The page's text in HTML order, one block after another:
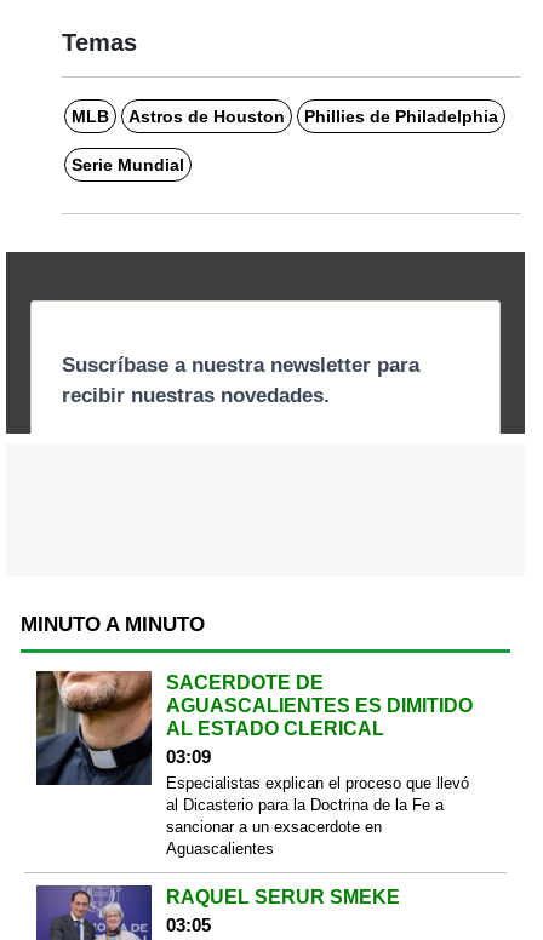
Temas
MLB Astros de Houston Phillies de Philadelphia
Serie Mundial
MINUTO A MINUTO
SACERDOTE DE
AGUASCALIENTES ES DIMITIDO
AL ESTADO CLERICAL
03:09
Especialistas explican el proceso que llevó
al Dicasterio para la Doctrina de la Fe a
sancionar a un exsacerdote en
Aguascalientes
RAQUEL SERUR SMEKE
03:05